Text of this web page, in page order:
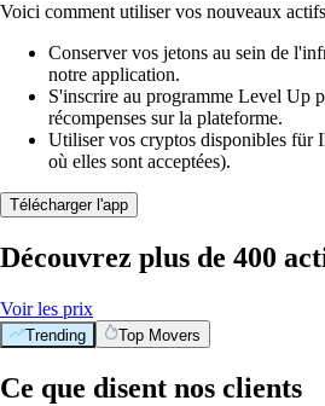
Voici comment utiliser vos nouveaux
Conserver vos jetons au sein de
notre application.
S'inscrire au programme Level Up
récompenses sur la plateforme.
Utiliser vos cryptos disponibles für
où elles sont acceptées).
Télécharger l'app
Découvrez plus de 400
Voir les prix
Trending Top Movers
Ce que disent nos clients